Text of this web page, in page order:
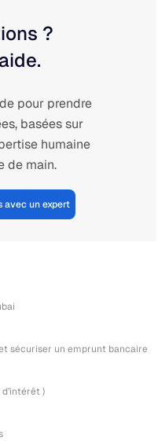
?
pour prendre
basées sur
humaine
de main.
avec un expert
sécuriser un emprunt bancaire
)